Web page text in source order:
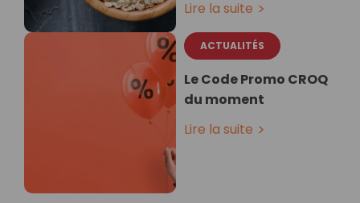
Lire la suite
ACTUALITÉS
Le Code Promo CROQ
du moment
Lire la suite